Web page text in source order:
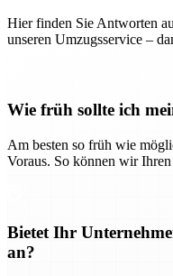
Hier finden Sie Antworten
unseren Umzugsservice –
Wie früh sollte ich
Am besten so früh wie
Voraus. So können wir
Bietet Ihr
an?